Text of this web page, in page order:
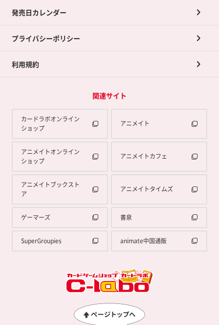
買取承諾書について
ポイント交換景品
発売日カレンダー
プライバシーポリシー
利用規約
関連サイト
カードラボオンライン
ショップ
アニメイト
アニメイトオンライン
ショップ
アニメイトカフェ
アニメイトブックスト
ア
アニメイトタイムズ
ゲーマーズ 書泉
SuperGroupies animate中国通販